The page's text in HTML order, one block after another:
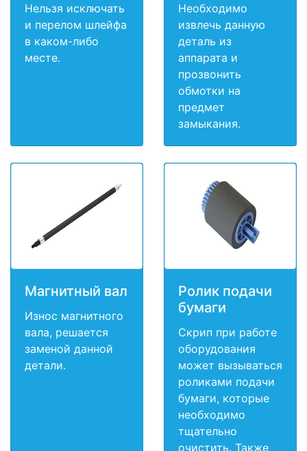
Нельзя исключать
и перелом шлейфа
в каком-либо
месте.
Необходимо
извлечь данную
деталь из
аппарата и
прозвонить
обмотки на
предмет
замыкания.
Магнитный вал
Износ магнитного
вала, решается
заменой данной
детали.
Ролик подачи
бумаги
Скрип при работе
оборудования
может вызываться
роликами подачи
бумаги, которые
необходимо
тщательно
очистить. Также